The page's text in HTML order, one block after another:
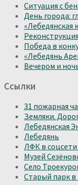
Ситуация с
День города:
«Лебедянская
Победа в
«Лебедянь
Вечером и
Ссылки
31 пожарная
Земляки.
Лебедянская
Лебедянь
ЛФК в
Музей
Село
Старый парк в